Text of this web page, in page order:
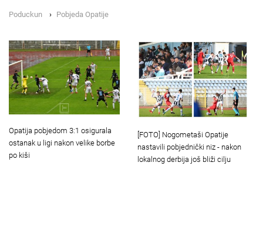
Poduckun Pobjeda Opatije
Opatija pobjedom 3:1 osigurala
ostanak u ligi nakon velike borbe
po kiši
[FOTO] Nogometaši Opatije
nastavili pobjednički niz - nakon
lokalnog derbija još bliži cilju